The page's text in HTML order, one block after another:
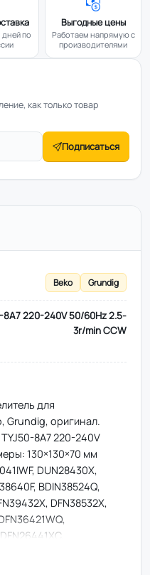
дней по
Выгодные цены
Работаем напрямую с
производителями
как только товар
Подписаться
Beko Grundig
8A7 220-240V 50/60Hz 2.5-
3r/min CCW
для
Grundig, оригинал.
8A7 220-240V
130×130×70 мм
DUN28430X,
BDIN38524Q,
DFN38532X,
DSN39430X,
DIN46423DOS,